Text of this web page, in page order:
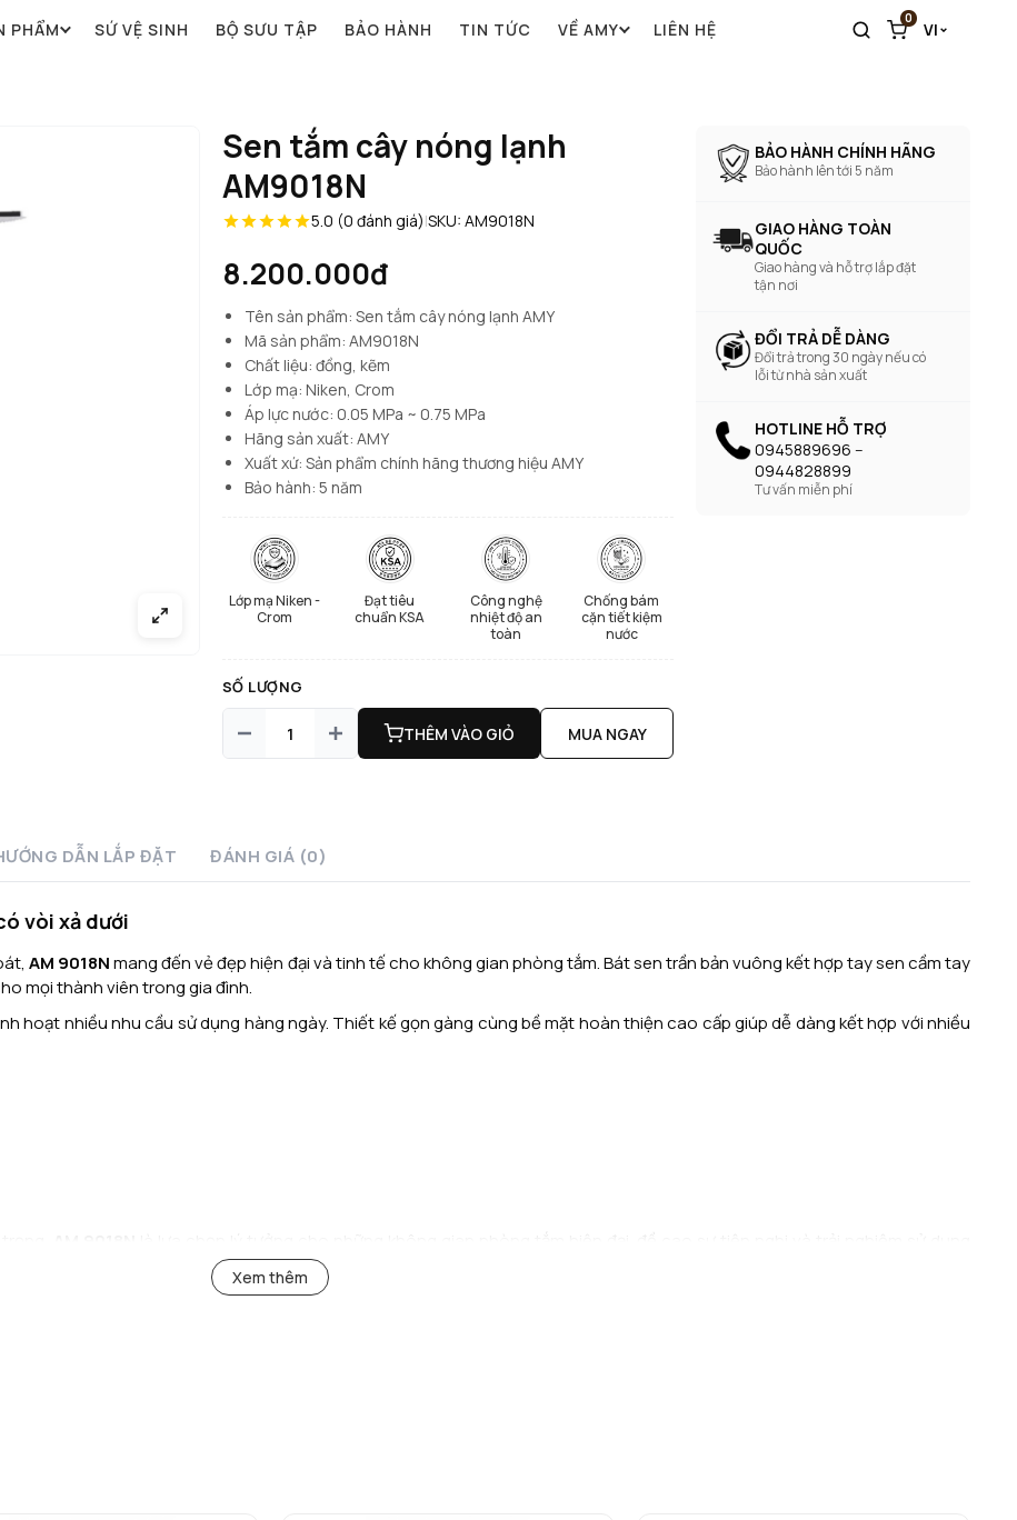
PHẨM SỨ VỆ SINH BỘ SƯU TẬP BẢO HÀNH TIN TỨC VỀ AMY LIÊN HỆ
0
VI
Sen tắm cây nóng lạnh
AM9018N
5.0 (0 đánh giá)|SKU: AM9018N
8.200.000đ
Tên sản phẩm: Sen tắm cây nóng lạnh AMY
Mã sản phẩm: AM9018N
Chất liệu: đồng, kẽm
Lớp mạ: Niken, Crom
Áp lực nước: 0.05 MPa ~ 0.75 MPa
Hãng sản xuất: AMY
Xuất xứ: Sản phẩm chính hãng thương hiệu AMY
Bảo hành: 5 năm
Lớp mạ Niken -
Crom
Đạt tiêu
chuẩn KSA
Công nghệ
nhiệt độ an
toàn
Chống bám
cặn tiết kiệm
nước
SỐ LƯỢNG
THÊM VÀO GIỎ MUA NGAY
BẢO HÀNH CHÍNH HÃNG
Bảo hành lên tới 5 năm
GIAO HÀNG TOÀN
QUỐC
Giao hàng và hỗ trợ lắp đặt
tận nơi
ĐỔI TRẢ DỄ DÀNG
Đổi trả trong 30 ngày nếu có
lỗi từ nhà sản xuất
HOTLINE HỖ TRỢ
0945889696 --
0944828899
Tư vấn miễn phí
DẪN LẮP ĐẶT ĐÁNH GIÁ (0)
vòi xả dưới
AM 9018Nmang đến vẻ đẹp hiện đại và tinh tế cho không gian phòng tắm. Bát sen trần bản vuông kết hợp tay sen cầm tay
mọi thành viên trong gia đình.
hoạt nhiều nhu cầu sử dụng hàng ngày. Thiết kế gọn gàng cùng bề mặt hoàn thiện cao cấp giúp dễ dàng kết hợp với nhiều
Xem thêm